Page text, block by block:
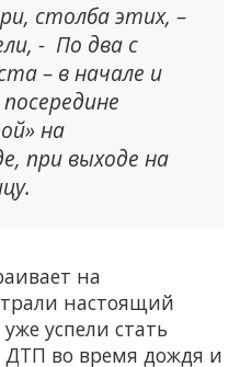
столба этих, –
- По два с
– в начале и
на
при выходе на
на
настоящий
успели стать
ДТП во время дождя и